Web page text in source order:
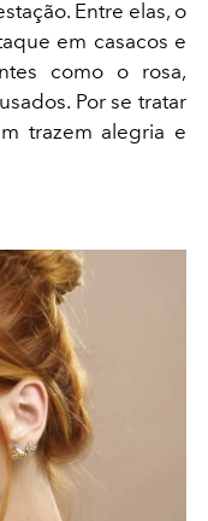
Entre elas, o
em casacos e
como o rosa,
Por se tratar
trazem alegria e